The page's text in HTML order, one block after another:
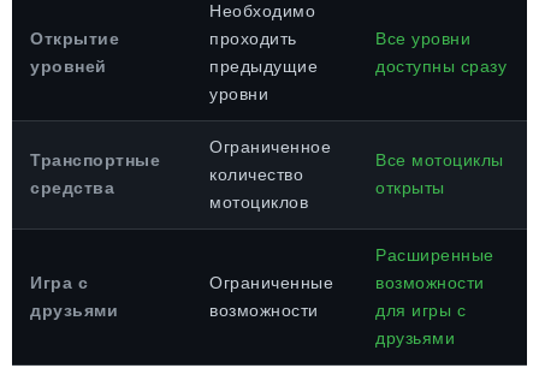
Открытие
уровней
Необходимо
проходить
предыдущие
уровни
Все уровни
доступны сразу
Транспортные
средства
Ограниченное
количество
мотоциклов
Все мотоциклы
открыты
Игра с
друзьями
Ограниченные
возможности
Расширенные
возможности
для игры с
друзьями